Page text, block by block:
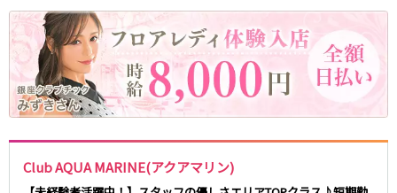
Club AQUA MARINE(アクアマリン)
渋谷
北千住
八王子
練馬
六本木
品川・大井町・大森
秋葉原
中野
恵比寿
葛西
赤坂
小岩・新小岩
自由が丘・学芸大学
三軒茶屋・二子玉川
上野御徒町駅
六本木駅
練馬駅
門前仲町駅
東新宿駅
両国駅
東中野駅
飯田橋駅
麻布十番駅
森下駅
勝どき駅
豊島園駅
JR中央・総武線